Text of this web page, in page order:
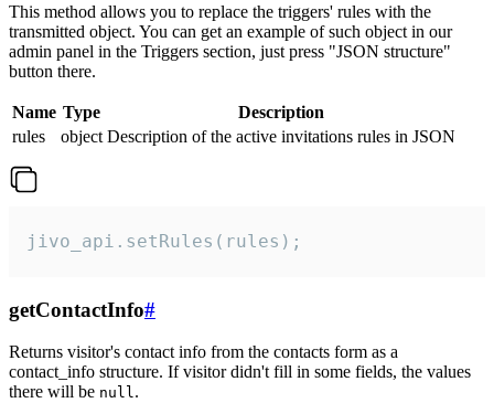
This method allows you to replace the triggers' rules with the
transmitted object. You can get an example of such object in our
admin panel in the Triggers section, just press "JSON structure"
button there.
Name Type
Description
rules
object Description of the active invitations rules in JSON
jivo_api.setRules(rules);
getContactInfo#
Returns visitor's contact info from the contacts form as a
contact_info structure. If visitor didn't fill in some fields, the values
there will be null.